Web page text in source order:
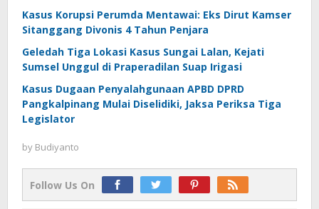
Kasus Korupsi Perumda Mentawai: Eks Dirut Kamser
Sitanggang Divonis 4 Tahun Penjara
Geledah Tiga Lokasi Kasus Sungai Lalan, Kejati
Sumsel Unggul di Praperadilan Suap Irigasi
Kasus Dugaan Penyalahgunaan APBD DPRD
Pangkalpinang Mulai Diselidiki, Jaksa Periksa Tiga
Legislator
by Budiyanto
Follow Us On